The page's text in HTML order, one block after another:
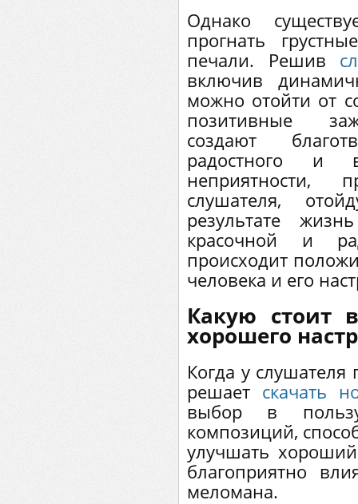
Однако
прогнать
печали. Решив
включив
можно отойти от
позитивные
создают
радостного и
слушателя,
результате
красочной и
происходит
человека и его
Какую стоит
хорошего
Когда у
решает скачать
выбор в
композиций,
улучшать
благоприятно
меломана.